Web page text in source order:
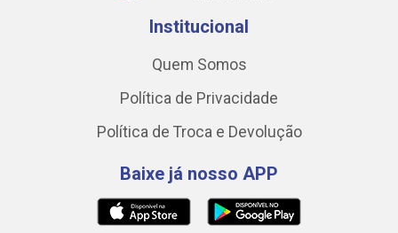
Institucional
Quem Somos
Política de Privacidade
Política de Troca e Devolução
Baixe já nosso APP